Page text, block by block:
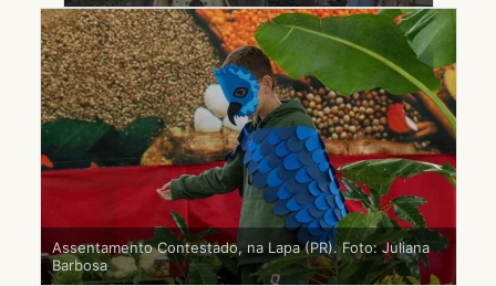
Assentamento Contestado, na Lapa (PR). Foto: Juliana
Barbosa